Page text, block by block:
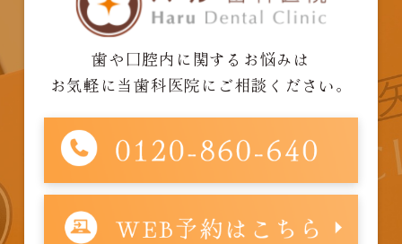
歯や口腔内に関するお悩みは
お気軽に当歯科医院にご相談ください。